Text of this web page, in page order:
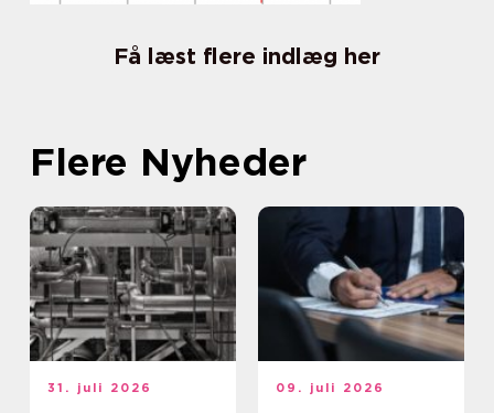
Få læst flere indlæg her
Flere Nyheder
31. juli 2026 09. juli 2026